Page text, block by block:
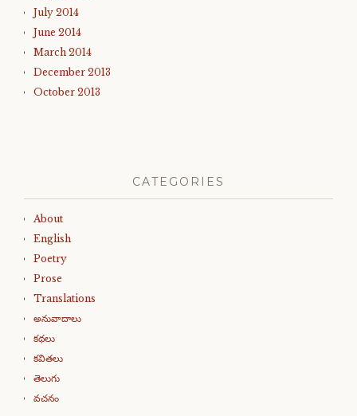
July 2014
June 2014
March 2014
December 2013
October 2013
CATEGORIES
About
English
Poetry
Prose
Translations
అనువాదాలు
కథలు
కవితలు
తెలుగు
వచనం